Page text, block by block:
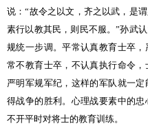
说：“故令之以文，齐之以武，是
素行以教其民，则民不服。”孙武
规统一步调。平常认真教育士卒
常不教育士卒，不认真执行命令
严明军规军纪，这样的军队就一
得战争的胜利。心理战要素中的
不开平时对将士的教育训练。